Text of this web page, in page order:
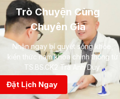
Trò Chuyện Cùng
Chuyên Gia
Nhận ngay bí quyết sống khỏe,
kiến thức nam khoa chính thống từ
TS.BS.CK2 Trà Anh Duy
Đặt Lịch Ngay